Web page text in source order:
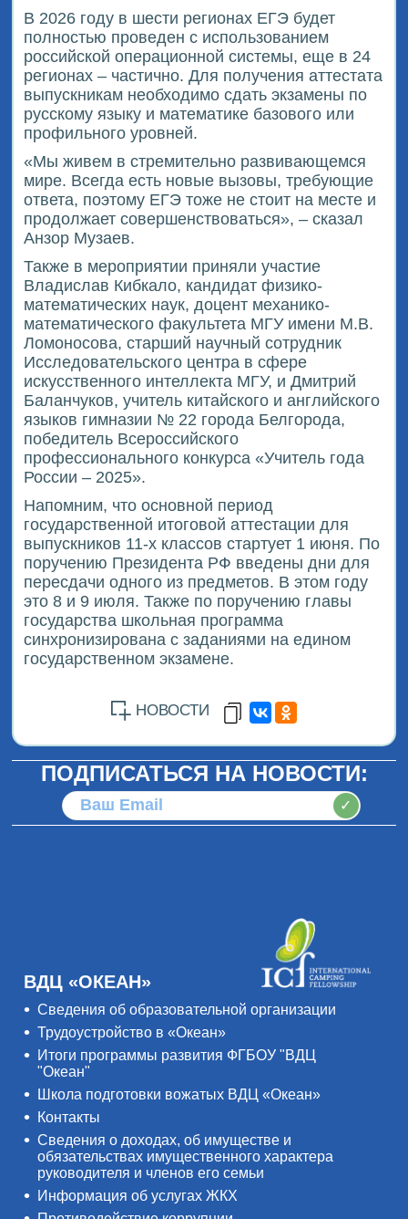
В 2026 году в шести регионах ЕГЭ будет
полностью проведен с использованием
российской операционной системы, еще в 24
регионах – частично. Для получения аттестата
выпускникам необходимо сдать экзамены по
русскому языку и математике базового или
профильного уровней.
«Мы живем в стремительно развивающемся
мире. Всегда есть новые вызовы, требующие
ответа, поэтому ЕГЭ тоже не стоит на месте и
продолжает совершенствоваться», – сказал
Анзор Музаев.
Также в мероприятии приняли участие
Владислав Кибкало, кандидат физико-
математических наук, доцент механико-
математического факультета МГУ имени М.В.
Ломоносова, старший научный сотрудник
Исследовательского центра в сфере
искусственного интеллекта МГУ, и Дмитрий
Баланчуков, учитель китайского и английского
языков гимназии № 22 города Белгорода,
победитель Всероссийского
профессионального конкурса «Учитель года
России – 2025».
Напомним, что основной период
государственной итоговой аттестации для
выпускников 11-х классов стартует 1 июня. По
поручению Президента РФ введены дни для
пересдачи одного из предметов. В этом году
это 8 и 9 июля. Также по поручению главы
государства школьная программа
синхронизирована с заданиями на едином
государственном экзамене.
НОВОСТИ
ПОДПИСАТЬСЯ НА НОВОСТИ:
✓
ВДЦ «ОКЕАН»
Сведения об образовательной организации
Трудоустройство в «Океан»
Итоги программы развития ФГБОУ "ВДЦ
"Океан"
Школа подготовки вожатых ВДЦ «Океан»
Контакты
Сведения о доходах, об имуществе и
обязательствах имущественного характера
руководителя и членов его семьи
Информация об услугах ЖКХ